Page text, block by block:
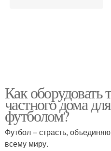
Как оборудовать
частного дома
футболом?
Футбол – страсть,
всему миру.